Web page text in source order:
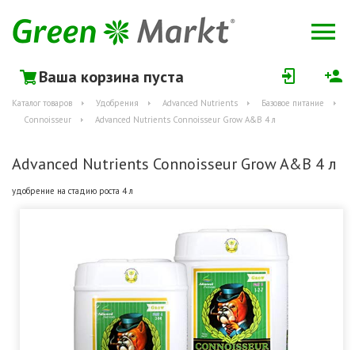
Ваша корзина пуста
Каталог товаров Удобрения Advanced Nutrients
Базовое питание
Connoisseur
Advanced Nutrients Connoisseur Grow A&B 4 л
Advanced Nutrients Connoisseur Grow A&B 4 л
удобрение на стадию роста 4 л